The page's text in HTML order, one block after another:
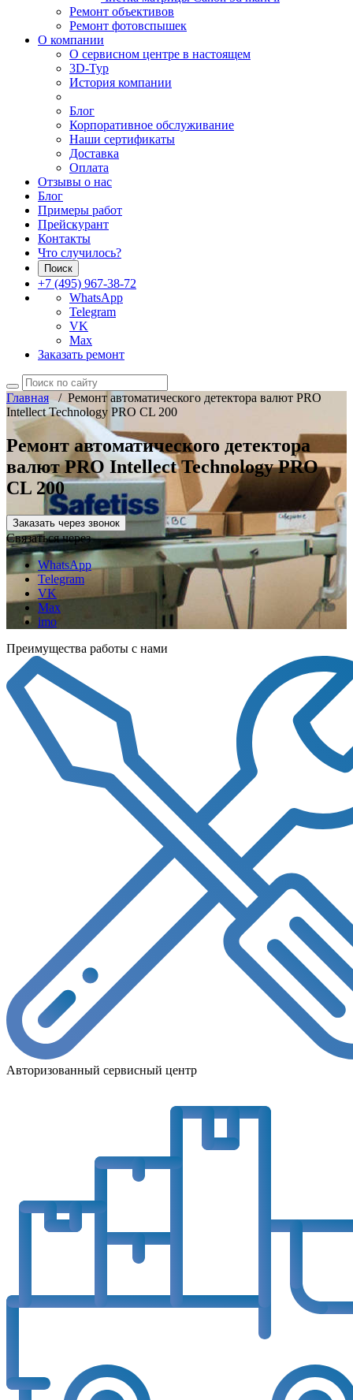
Ремонт объективов
Ремонт фотовспышек
О компании
О сервисном центре в настоящем
3D-Тур
История компании
Блог
Корпоративное обслуживание
Наши сертификаты
Доставка
Оплата
Отзывы о нас
Блог
Примеры работ
Прейскурант
Контакты
Что случилось?
Поиск
+7 (495) 967-38-72
WhatsApp
Telegram
VK
Max
Заказать ремонт
Главная/ Ремонт автоматического детектора валют PRO
Intellect Technology PRO CL 200
Ремонт автоматического детектора
валют PRO Intellect Technology PRO
CL 200
Заказать через звонок
Связаться через
WhatsApp
Telegram
VK
Max
imo
Преимущества работы с нами
Авторизованный сервисный центр